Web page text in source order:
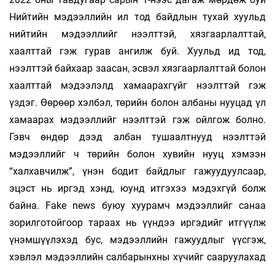
Нийтийн мэдээллийн ил тод байдлын тухай хуульд
нийтийн мэдээллийг нээлттэй, хязгаарлалттай,
хаалттай гэж гурав ангилж буй. Хуульд ид тод,
нээлттэй байхаар заасан, эсвэл хязгаарлалттай болон
хаалттай мэдээлэлд ха­маарахгүйг нээлттэй гэж
үздэг. Өөрөөр хэлбэл, төрийн болон албаны нууцад үл
хамаарах мэдээллийг нээлттэй гэж ойлгож болно.
Гэвч өндөр дээд албан тушаалтнууд нээлттэй
мэдээллийг ч төрийн болон хувийн нууц хэмээн
“халхавчилж”, үнэн бодит байдлыг гажуудуулсаар,
эцэст нь иргэд хэнд, юунд итгэхээ мэдэхгүй болж
байна. Fake news буюу хуурамч мэдээллийг санаа
зорилготойгоор тараах нь үүндээ иргэдийг итгүүлж
үнэмшүүлэхэд бус, мэдээллийн гажуудлыг үүсгэж,
хэвлэл мэдээллийн салбарынхны хүчийг сааруулахад